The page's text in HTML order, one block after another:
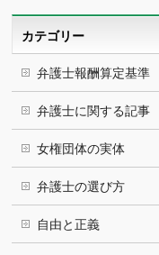
カテゴリー
弁護士報酬算定基準
弁護士に関する記事
女権団体の実体
弁護士の選び方
自由と正義